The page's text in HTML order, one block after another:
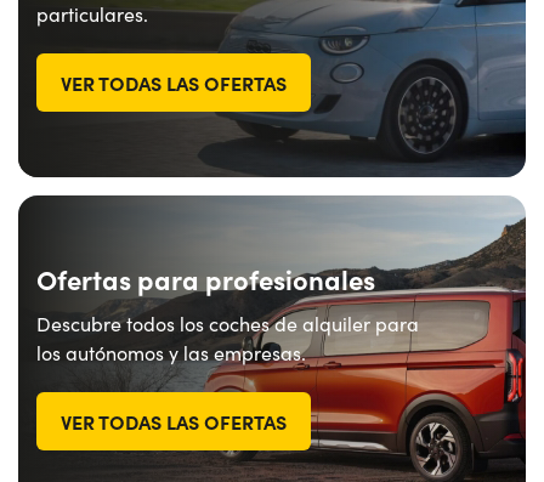
particulares.
VER TODAS LAS OFERTAS
Ofertas para profesionales
Descubre todos los coches de alquiler para
los autónomos y las empresas.
VER TODAS LAS OFERTAS